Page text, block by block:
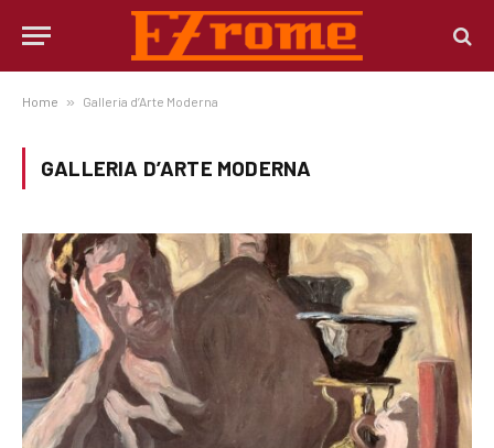
Home » Galleria d’Arte Moderna
GALLERIA D’ARTE MODERNA